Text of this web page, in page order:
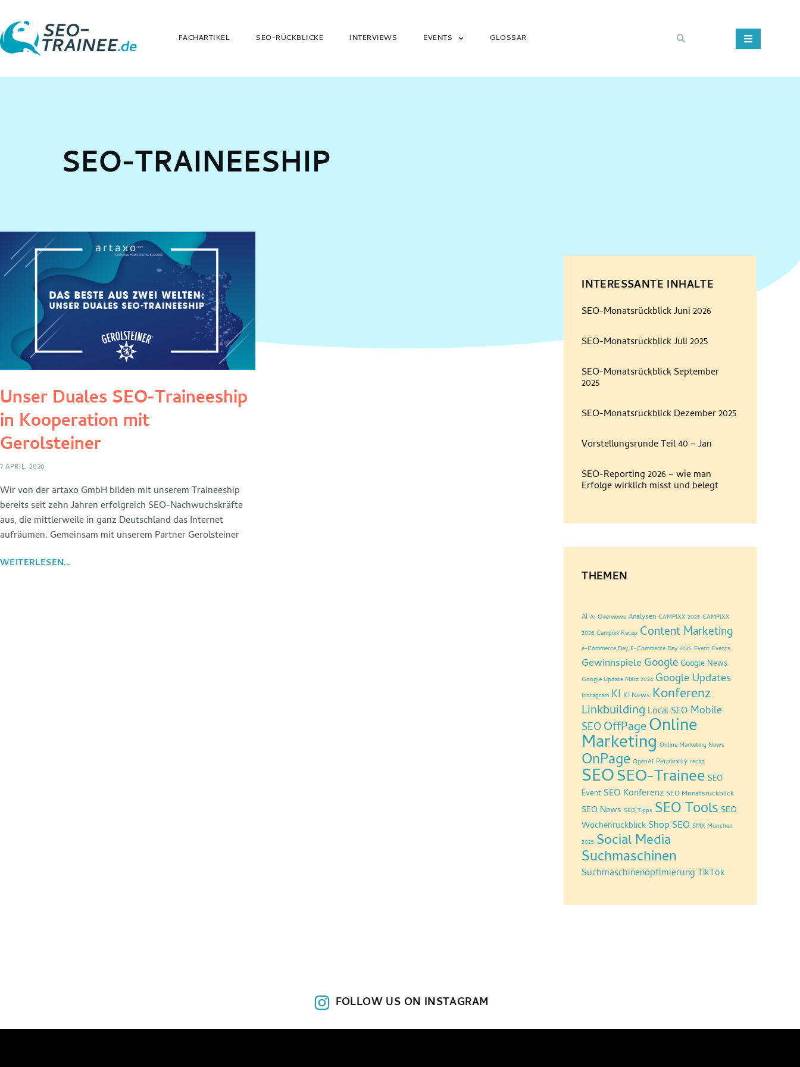
FACHARTIKEL SEO-RÜCKBLICKE INTERVIEWS EVENTS GLOSSAR
SEO-TRAINEESHIP
Unser Duales SEO-Traineeship
in Kooperation mit
Gerolsteiner
7 APRIL, 2020
Wir von der artaxo GmbH bilden mit unserem Traineeship
bereits seit zehn Jahren erfolgreich SEO-Nachwuchskräfte
aus, die mittlerweile in ganz Deutschland das Internet
aufräumen. Gemeinsam mit unserem Partner Gerolsteiner
WEITERLESEN...
INTERESSANTE INHALTE
SEO-Monatsrückblick Juni 2026
SEO-Monatsrückblick Juli 2025
SEO-Monatsrückblick September
2025
SEO-Monatsrückblick Dezember 2025
Vorstellungsrunde Teil 40 – Jan
SEO-Reporting 2026 – wie man
Erfolge wirklich misst und belegt
THEMEN
AI AI Overviews Analysen CAMPIXX 2025 CAMPIXX
2026 Campixx Recap Content Marketing
e-Commerce Day E-Commerce Day 2025 Event Events
Gewinnspiele GoogleGoogle News
Google Update März 2024 Google Updates
Instagram KI KI News Konferenz
Linkbuilding Local SEO Mobile
SEOOffPageOnline
Marketing Online Marketing News
OnPage OpenAI Perplexity recap
SEOSEO-Trainee SEO
Event SEO Konferenz SEO Monatsrückblick
SEO News SEO Tipps SEO Tools SEO
Wochenrückblick Shop SEO SMX München
2025 Social Media
Suchmaschinen
Suchmaschinenoptimierung TikTok
FOLLOW US ON INSTAGRAM